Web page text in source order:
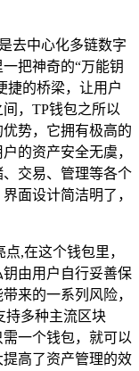
去中心化多链数字
把神奇的“万能钥
捷的桥梁，让用户
，TP钱包之所以
势，它拥有极高的
的资产安全无虞，
交易、管理等各个
面设计简洁明了，
,在这个钱包里，
由用户自行妥善保
来的一系列风险，
持多种主流区块
一个钱包，就可以
高了资产管理的效